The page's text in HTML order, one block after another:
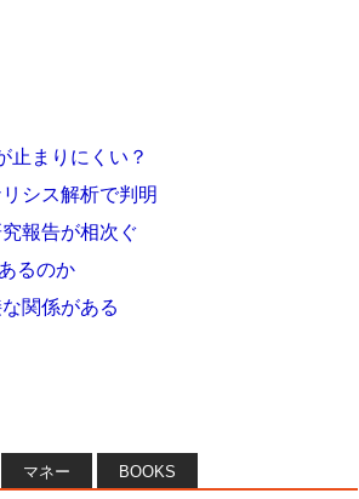
止まりにくい？
シス解析で判明
報告が相次ぐ
るのか
関係がある
マネー BOOKS